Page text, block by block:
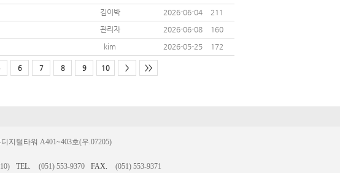
김이박 2026-06-04
211
관리자 2026-06-08
160
kim 2026-05-25 172
6 7 8 9 10 > >>
지털타워 A401~403호(우.07205)
TEL. (051) 553-9370 FAX. (051) 553-9371